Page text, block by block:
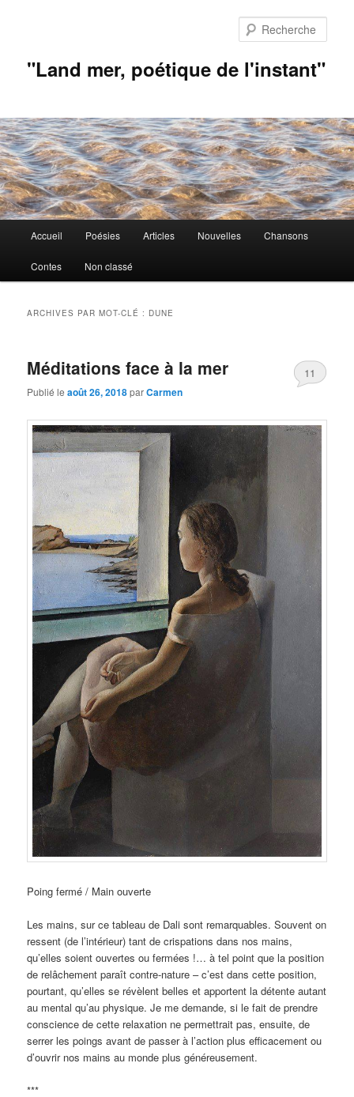
"Land mer, poétique de l'instant"
principal
Accueil Poésies Articles Nouvelles Chansons
Contes Non classé
ARCHIVES PAR MOT-CLÉ : DUNE
Méditations face à la mer
Publié leaoût 26, 2018parCarmen
11
Poing fermé / Main ouverte
Les mains, sur ce tableau de Dali sont remarquables. Souvent on
ressent (de l’intérieur) tant de crispations dans nos mains,
qu’elles soient ouvertes ou fermées !… à tel point que la position
de relâchement paraît contre-nature – c’est dans cette position,
pourtant, qu’elles se révèlent belles et apportent la détente autant
au mental qu’au physique. Je me demande, si le fait de prendre
conscience de cette relaxation ne permettrait pas, ensuite, de
serrer les poings avant de passer à l’action plus efficacement ou
d’ouvrir nos mains au monde plus généreusement.
***